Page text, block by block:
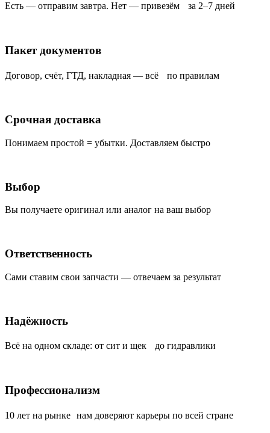
Есть — отправим завтра. Нет — привезём за 2–7 дней
Пакет документов
Договор, счёт, ГТД, накладная — всё по правилам
Срочная доставка
Понимаем простой = убытки. Доставляем быстро
Выбор
Вы получаете оригинал или аналог на ваш выбор
Ответственность
Сами ставим свои запчасти — отвечаем за результат
Надёжность
Всё на одном складе: от сит и щек до гидравлики
Профессионализм
10 лет на рынке нам доверяют карьеры по всей стране